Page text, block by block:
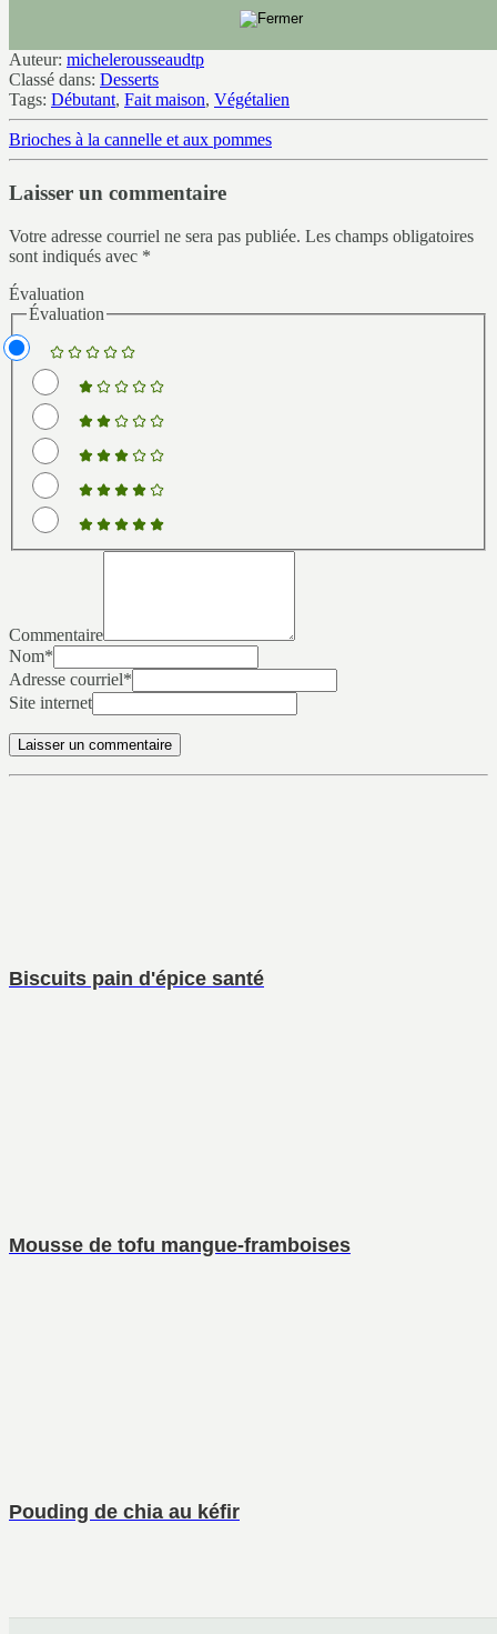
Auteur: michelerousseaudtp
Classé dans: Desserts
Tags: Débutant, Fait maison, Végétalien
Brioches à la cannelle et aux pommes
Laisser un commentaire
Votre adresse courriel ne sera pas publiée. Les champs obligatoires
sont indiqués avec *
Évaluation
Évaluation
Commentaire
Nom*
Adresse courriel*
Site internet
Biscuits pain d'épice santé
Mousse de tofu mangue-framboises
Pouding de chia au kéfir